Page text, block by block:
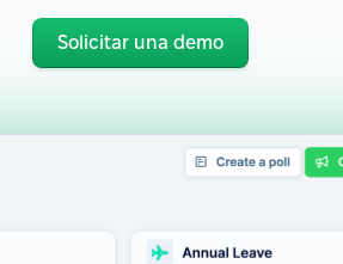
Solicitar una demo